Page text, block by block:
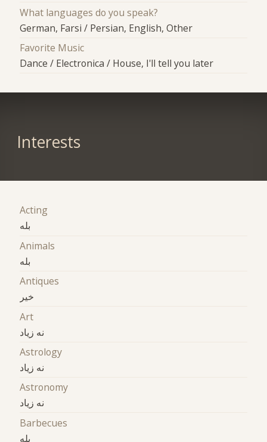
What languages do you speak?
German, Farsi / Persian, English, Other
Favorite Music
Dance / Electronica / House, I'll tell you later
Interests
Acting
بله
Animals
بله
Antiques
خیر
Art
نه زیاد
Astrology
نه زیاد
Astronomy
نه زیاد
Barbecues
بله